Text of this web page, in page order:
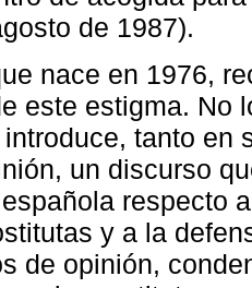
de 1987).
nace en 1976,
este estigma. No
tanto en
un discurso
respecto
y a la
de opinión,